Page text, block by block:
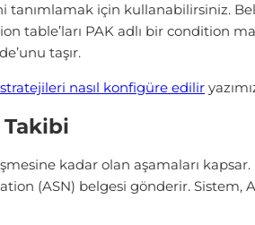
için kullanabilirsiniz.
table’ları PAK adlı bir condition
taşır.
nasıl konfigüre edilir
kadar olan aşamaları
(ASN) belgesi gönderir. Sistem,